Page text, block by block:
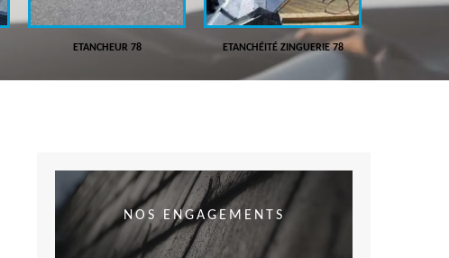
ETANCHEUR 78 ETANCHÉITÉ ZINGUERIE 78
NOS ENGAGEMENTS